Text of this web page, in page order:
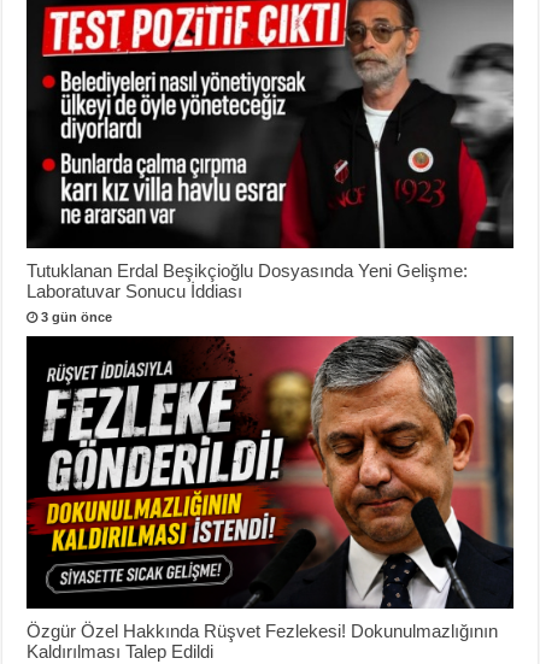
Tutuklanan Erdal Beşikçioğlu Dosyasında Yeni Gelişme:
Laboratuvar Sonucu İddiası
3 gün önce
Özgür Özel Hakkında Rüşvet Fezlekesi! Dokunulmazlığının
Kaldırılması Talep Edildi